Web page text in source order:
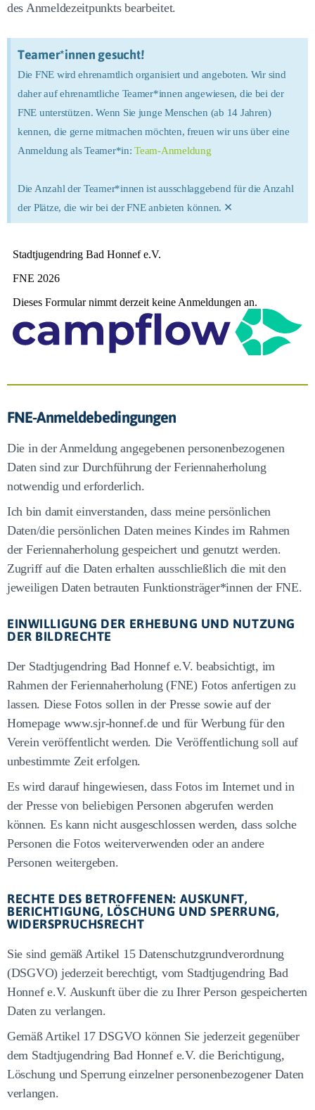
des Anmeldezeitpunkts bearbeitet.
Teamer*innen gesucht!
Die FNE wird ehrenamtlich organisiert und angeboten. Wir sind
daher auf ehrenamtliche Teamer*innen angewiesen, die bei der
FNE unterstützen. Wenn Sie junge Menschen (ab 14 Jahren)
kennen, die gerne mitmachen möchten, freuen wir uns über eine
Anmeldung als Teamer*in:Team-Anmeldung
Die Anzahl der Teamer*innen ist ausschlaggebend für die Anzahl
der Plätze, die wir bei der FNE anbieten können. ×
FNE-Anmeldebedingungen
Die in der Anmeldung angegebenen personenbezogenen
Daten sind zur Durchführung der Feriennaherholung
notwendig und erforderlich.
Ich bin damit einverstanden, dass meine persönlichen
Daten/die persönlichen Daten meines Kindes im Rahmen
der Feriennaherholung gespeichert und genutzt werden.
Zugriff auf die Daten erhalten ausschließlich die mit den
jeweiligen Daten betrauten Funktionsträger*innen der FNE.
EINWILLIGUNG DER ERHEBUNG UND NUTZUNG
DER BILDRECHTE
Der Stadtjugendring Bad Honnef e.V. beabsichtigt, im
Rahmen der Feriennaherholung (FNE) Fotos anfertigen zu
lassen. Diese Fotos sollen in der Presse sowie auf der
Homepage www.sjr-honnef.de und für Werbung für den
Verein veröffentlicht werden. Die Veröffentlichung soll auf
unbestimmte Zeit erfolgen.
Es wird darauf hingewiesen, dass Fotos im Internet und in
der Presse von beliebigen Personen abgerufen werden
können. Es kann nicht ausgeschlossen werden, dass solche
Personen die Fotos weiterverwenden oder an andere
Personen weitergeben.
RECHTE DES BETROFFENEN: AUSKUNFT,
BERICHTIGUNG, LÖSCHUNG UND SPERRUNG,
WIDERSPRUCHSRECHT
Sie sind gemäß Artikel 15 Datenschutzgrundverordnung
(DSGVO) jederzeit berechtigt, vom Stadtjugendring Bad
Honnef e.V. Auskunft über die zu Ihrer Person gespeicherten
Daten zu verlangen.
Gemäß Artikel 17 DSGVO können Sie jederzeit gegenüber
dem Stadtjugendring Bad Honnef e.V. die Berichtigung,
Löschung und Sperrung einzelner personenbezogener Daten
verlangen.